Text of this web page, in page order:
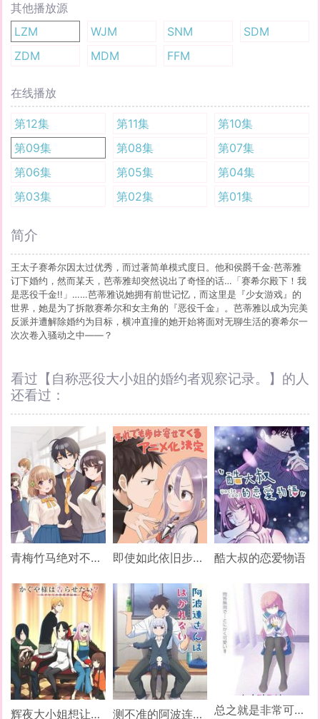
其他播放源
LZM
WJM SNM
SDM
ZDM
MDM FFM
在线播放
第12集 第11集
第10集
第09集
第08集
第07集
第06集
第05集
第04集
第03集
第02集 第01集
简介
王太子赛希尔因太过优秀，而过著简单模式度日。他和侯爵千金·芭蒂雅
订下婚约，然而某天，芭蒂雅却突然说出了奇怪的话…「赛希尔殿下！我
是恶役千金!!」……芭蒂雅说她拥有前世记忆，而这里是『少女游戏』的
世界，她是为了拆散赛希尔和女主角的『恶役千金』。芭蒂雅以成为完美
反派并遭解除婚约为目标，横冲直撞的她开始将面对无聊生活的赛希尔一
次次卷入骚动之中——？
看过【自称恶役大小姐的婚约者观察记录。】的人
还看过：
青梅竹马绝对不会输的恋爱喜剧 即使如此依旧步步进逼 酷大叔的恋爱物语
辉夜大小姐想让我告白～天才们的恋爱头脑战～ OVA 测不准的阿波连同学 总之就是非常可爱 ～制服～